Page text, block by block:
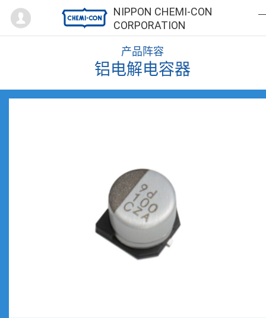
NIPPON CHEMI-CON
CORPORATION
Mypage
产品阵容
铝电解电容器